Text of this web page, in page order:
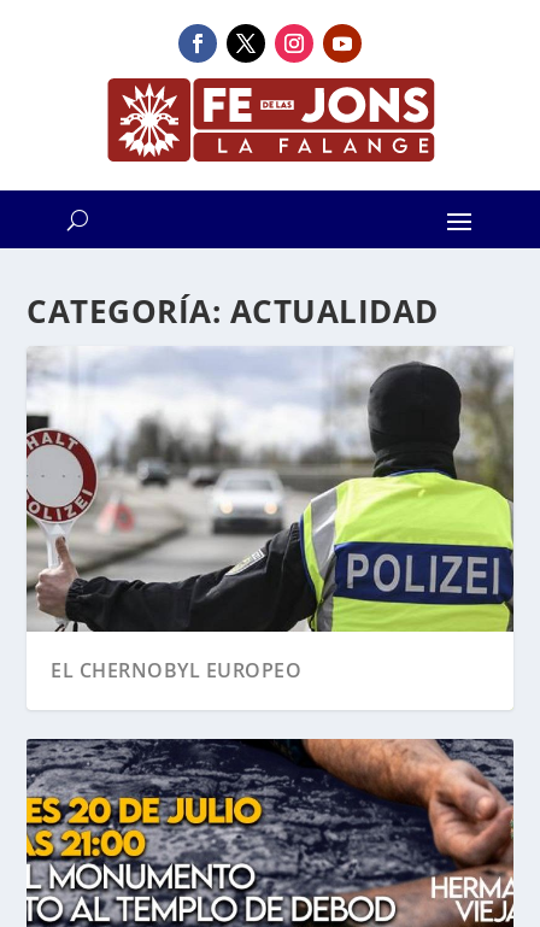
CATEGORÍA: ACTUALIDAD
EL CHERNOBYL EUROPEO